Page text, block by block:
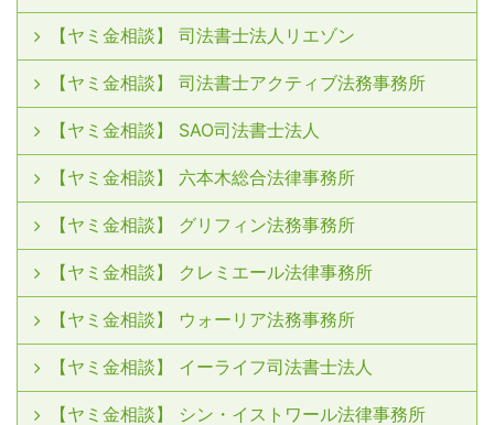
【ヤミ金相談】 司法書士法人リエゾン
【ヤミ金相談】 司法書士アクティブ法務事務所
【ヤミ金相談】 SAO司法書士法人
【ヤミ金相談】 六本木総合法律事務所
【ヤミ金相談】 グリフィン法務事務所
【ヤミ金相談】 クレミエール法律事務所
【ヤミ金相談】 ウォーリア法務事務所
【ヤミ金相談】 イーライフ司法書士法人
【ヤミ金相談】 シン・イストワール法律事務所